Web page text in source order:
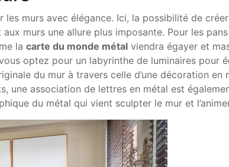
les murs avec élégance. Ici, la possibilité de créer
murs une allure plus imposante. Pour les pans
la carte du monde métal viendra égayer et
optez pour un labyrinthe de luminaires pour
du mur à travers celle d’une décoration en
une association de lettres en métal est
du métal qui vient sculpter le mur et